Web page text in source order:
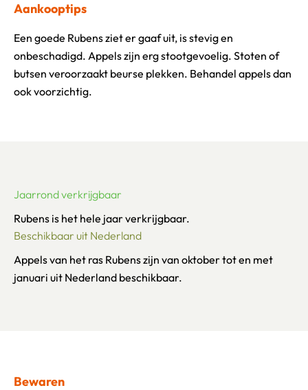
Aankooptips
Een goede Rubens ziet er gaaf uit, is stevig en
onbeschadigd. Appels zijn erg stootgevoelig. Stoten of
butsen veroorzaakt beurse plekken. Behandel appels dan
ook voorzichtig.
Jaarrond verkrijgbaar
Rubens is het hele jaar verkrijgbaar.
Beschikbaar uit Nederland
Appels van het ras Rubens zijn van oktober tot en met
januari uit Nederland beschikbaar.
Bewaren